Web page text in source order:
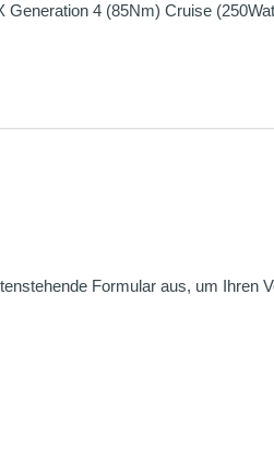
4 (85Nm) Cruise
Formular aus, um Ihren